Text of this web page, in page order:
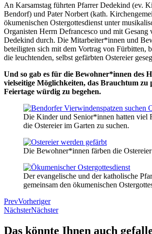
An Karsamstag führten Pfarrer Dedekind (ev.
Bendorf) und Pater Norbert (kath.
ökumenischen Ostergottesdienst unter
Organisten Herrn Defrancesco und mit Gesang
Dedekind durch. Die Mitarbeiter*innen und
beteiligten sich mit dem Vortrag von Fürbitten,
die leuchtenden, selbst gefärbten Ostereier
Und so gab es für die Bewohner*innen des
vielseitige Möglichkeiten, das Brauchtum zu
Feiertage würdig zu begehen.
Die Kinder und Senior*innen hatten viel
die Ostereier im Garten zu suchen.
Die Bewohner*innen färben die Ostereier
Der evangelische und der katholische
gemeinsam den ökumenischen
PrevVorheriger
NächsterNächster
Das könnte Ihnen auch